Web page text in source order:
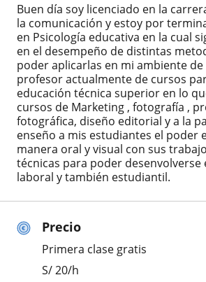
Precio
Primera clase gratis
S/20/h
Buen día soy licenciado en la
la comunicación y estoy por
en Psicología educativa en la cual
en el desempeño de distintas
poder aplicarlas en mi ambiente
profesor actualmente de cursos
educación técnica superior en lo
cursos de Marketing , fotografía ,
fotográfica, diseño editorial y a la
enseño a mis estudiantes el poder
manera oral y visual con sus
técnicas para poder desenvolverse
laboral y también estudiantil.